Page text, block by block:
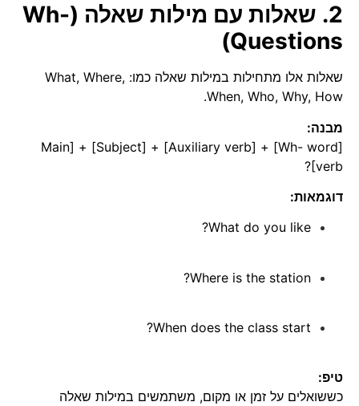
2. שאלות עם מילות שאלה (Wh-
Questions)
שאלות אלו מתחילות במילות שאלה כמו: What, Where,
When, Who, Why, How.
מבנה:
[Wh- word] + [Auxiliary verb] + [Subject] + [Main
verb]?
דוגמאות:
What do you like?
Where is the station?
When does the class start?
טיפ:
כששואלים על זמן או מקום, משתמשים במילות שאלה